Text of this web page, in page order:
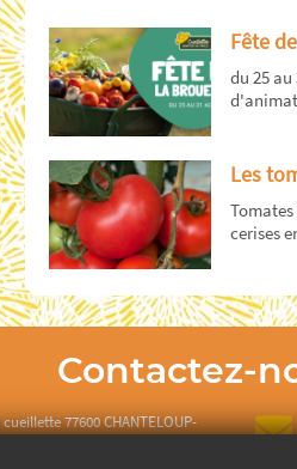
Fête
du 25 au
Les
cerises
Contactez-
77600 CHANTELOUP-